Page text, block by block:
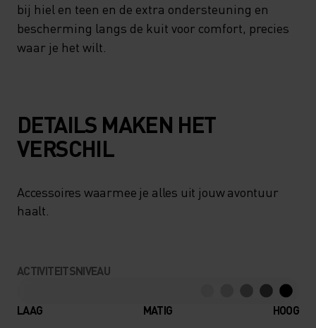
bij hiel en teen en de extra ondersteuning en
bescherming langs de kuit voor comfort, precies
waar je het wilt.
DETAILS MAKEN HET
VERSCHIL
Accessoires waarmee je alles uit jouw avontuur
haalt.
ACTIVITEITSNIVEAU
LAAG MATIG HOOG